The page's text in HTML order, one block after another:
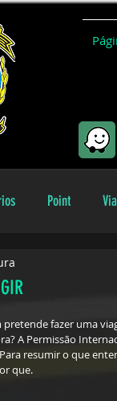
Point
fazer uma
A Permissão
resumir o que
que.